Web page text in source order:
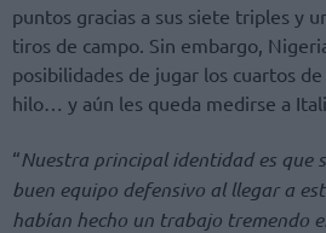
puntos gracias a sus siete triples y
tiros de campo. Sin embargo,
posibilidades de jugar los cuartos
hilo… y aún les queda medirse a
“Nuestra principal identidad es que
buen equipo defensivo al llegar a
habían hecho un trabajo tremendo